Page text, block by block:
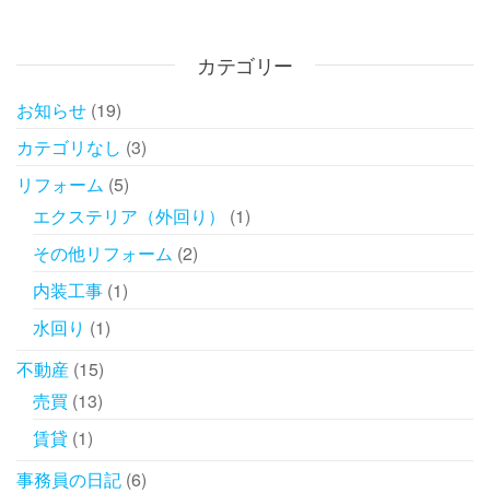
分県
全て
カテゴリー
お知らせ (19)
カテゴリなし (3)
リフォーム (5)
エクステリア（外回り）
(1)
その他リフォーム (2)
内装工事 (1)
水回り (1)
不動産 (15)
売買 (13)
賃貸 (1)
事務員の日記 (6)